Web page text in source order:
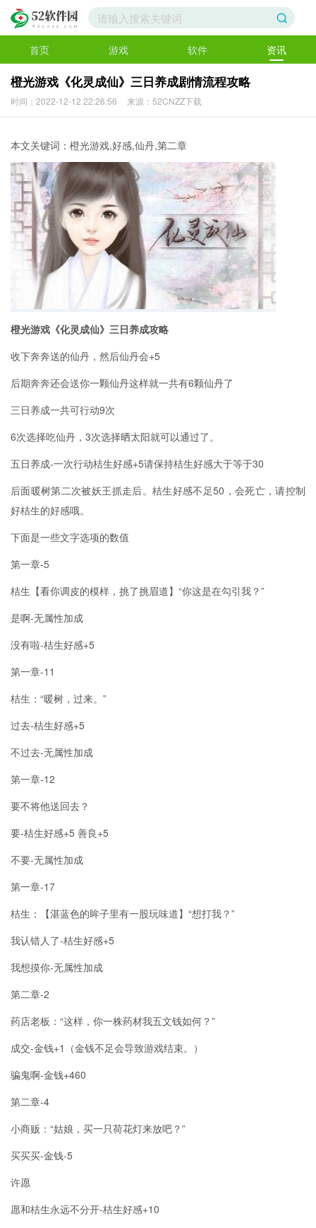
首页 游戏 软件 资讯
橙光游戏《化灵成仙》三日养成剧情流程攻略
时间：2022-12-12 22:26:56 来源：52CNZZ下载
本文关键词：橙光游戏,好感,仙丹,第二章
橙光游戏《化灵成仙》三日养成攻略
收下奔奔送的仙丹，然后仙丹会+5
后期奔奔还会送你一颗仙丹这样就一共有6颗仙丹了
三日养成一共可行动9次
6次选择吃仙丹，3次选择晒太阳就可以通过了。
五日养成-一次行动桔生好感+5请保持桔生好感大于等于30
后面暖树第二次被妖王抓走后。桔生好感不足50，会死亡，请控制
好桔生的好感哦。
下面是一些文字选项的数值
第一章-5
桔生【看你调皮的模样，挑了挑眉道】“你这是在勾引我？”
是啊-无属性加成
没有啦-桔生好感+5
第一章-11
桔生：“暖树，过来。”
过去-桔生好感+5
不过去-无属性加成
第一章-12
要不将他送回去？
要-桔生好感+5 善良+5
不要-无属性加成
第一章-17
桔生：【湛蓝色的眸子里有一股玩味道】“想打我？”
我认错人了-桔生好感+5
我想摸你-无属性加成
第二章-2
药店老板：“这样，你一株药材我五文钱如何？”
成交-金钱+1（金钱不足会导致游戏结束。）
骗鬼啊-金钱+460
第二章-4
小商贩：“姑娘，买一只荷花灯来放吧？”
买买买-金钱-5
许愿
愿和桔生永远不分开-桔生好感+10